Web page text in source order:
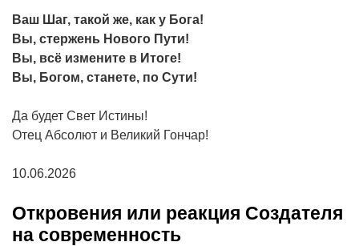
Ваш Шаг, такой же, как у Бога!
Вы, стержень Нового Пути!
Вы, всё измените в Итоге!
Вы, Богом, станете, по Сути!
Да будет Свет Истины!
Отец Абсолют и Великий Гончар!
10.06.2026
Откровения или реакция Создателя
на современность